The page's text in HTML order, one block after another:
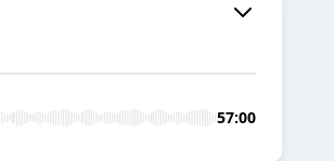
57:00